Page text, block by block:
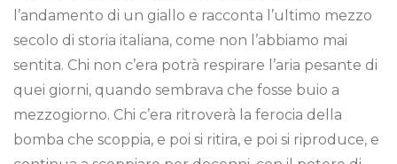
l’andamento di un giallo e racconta l’ultimo mezzo
secolo di storia italiana, come non l’abbiamo mai
sentita. Chi non c’era potrà respirare l’aria pesante di
quei giorni, quando sembrava che fosse buio a
mezzogiorno. Chi c’era ritroverà la ferocia della
bomba che scoppia, e poi si ritira, e poi si riproduce, e